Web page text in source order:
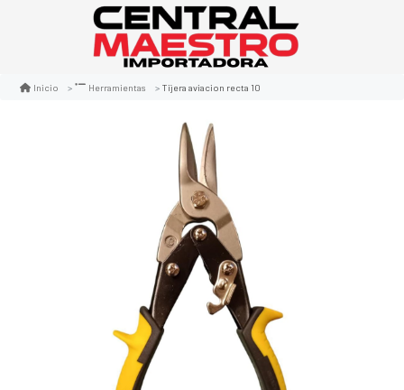
Inicio Herramientas Tijera aviacion recta 10